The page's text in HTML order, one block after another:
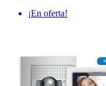
¡En oferta!